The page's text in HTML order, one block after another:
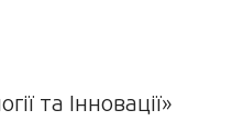
та Інновації»